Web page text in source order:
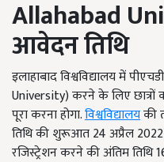
Allahabad
आवेदन तिथि
इलाहाबाद विश्वविद्यालय में
University) करने के लिए छात्रों
पूरा करना होगा.विश्वविद्यालयकी
तिथि की शुरूआत 24 अप्रैल
रजिस्ट्रेशन करने की अंतिम